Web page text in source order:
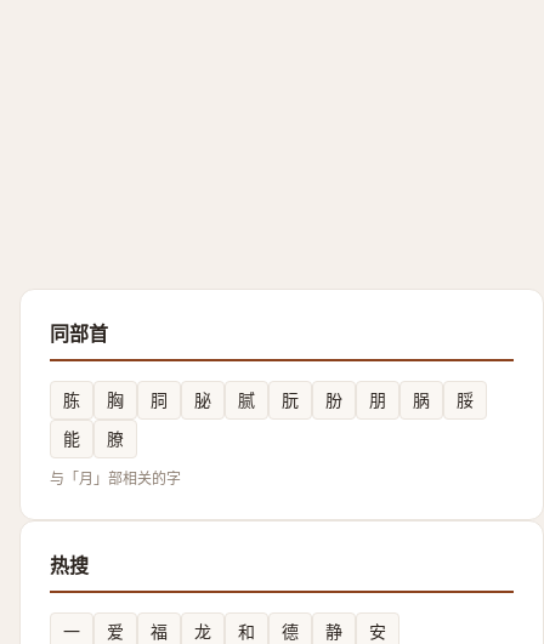
同部首
胨 胸 䏤 䏟 腻 朊 朌 朋 脶
脮
能
膫
与「月」部相关的字
热搜
一 爱 福 龙 和 德 静 安